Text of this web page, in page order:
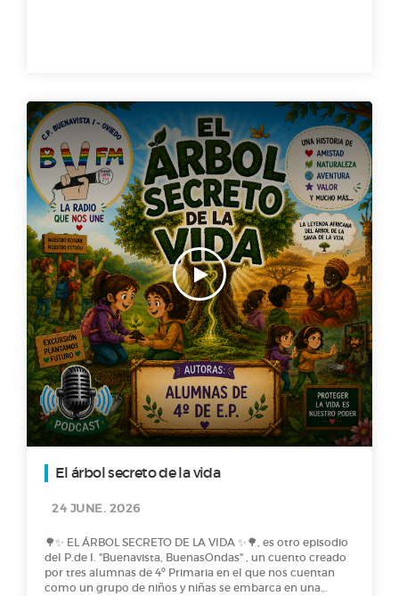
El árbol secreto de la vida
24 JUNE. 2026
🌳✨ EL ÁRBOL SECRETO DE LA VIDA ✨🌳, es otro episodio
del P.de I. "Buenavista, BuenasOndas" , un cuento creado
por tres alumnas de 4º Primaria en el que nos cuentan
como un grupo de niños y niñas se embarca en una